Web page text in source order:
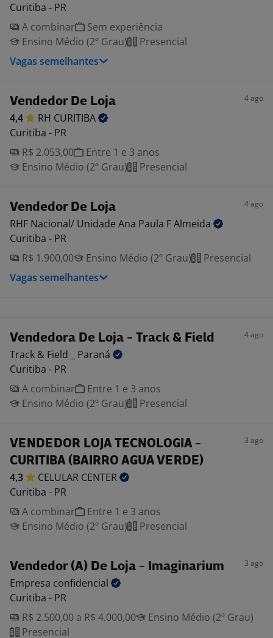
Curitiba - PR
A combinar
Sem experiência
Ensino Médio (2º Grau)
Presencial
Vagas semelhantes
Vendedor De Loja 4 ago
4,4 RH CURITIBA
Curitiba - PR
R$ 2.053,00
Entre 1 e 3 anos
Ensino Médio (2º Grau)
Presencial
Vendedor De Loja 4 ago
RHF Nacional/ Unidade Ana Paula FAlmeida
Curitiba - PR
R$ 1.900,00
Ensino Médio (2º Grau)
Presencial
Vagas semelhantes
Vendedora De Loja - Track & Field 4 ago
Track & Field _ Paraná
Curitiba - PR
A combinar
Entre 1 e 3 anos
Ensino Médio (2º Grau)
Presencial
VENDEDOR LOJA TECNOLOGIA -
CURITIBA (BAIRRO AGUA VERDE)
3 ago
4,3 CELULAR CENTER
Curitiba - PR
A combinar
Entre 1 e 3 anos
Ensino Médio (2º Grau)
Presencial
Vendedor (A) De Loja - Imaginarium 3 ago
Empresa confidencial
Curitiba - PR
R$ 2.500,00 a R$ 4.000,00
Ensino Médio (2º Grau)
Presencial